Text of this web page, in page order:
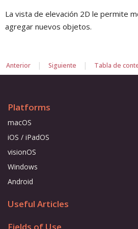
La vista de elevación 2D le permite
agregar nuevos objetos.
Anterior | Siguiente | Tabla de
Platforms
macOS
iOS / iPadOS
visionOS
Windows
Android
Useful Articles
Fields of Use